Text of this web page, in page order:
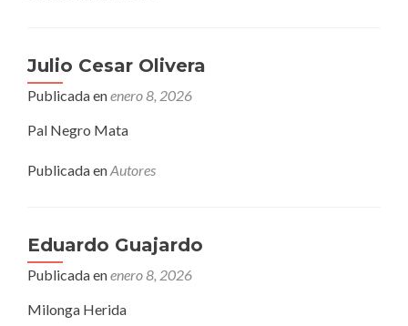
Julio Cesar Olivera
Publicada enenero 8, 2026
Pal Negro Mata
Publicada enAutores
Eduardo Guajardo
Publicada enenero 8, 2026
Milonga Herida